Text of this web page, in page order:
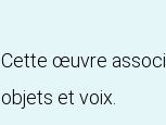
Cette œuvre
objets et voix.